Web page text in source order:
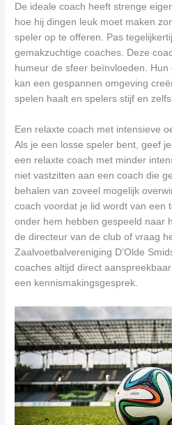
De ideale coach heeft strenge
hoe hij dingen leuk moet maken
speler op te offeren. Pas
gemakzuchtige coaches. Deze
humeur de sfeer beïnvloeden.
kan een gespannen omgeving
spelen haalt en spelers stijf en
Een relaxte coach met intensieve
Als je een losse speler bent, geef
een relaxte coach met minder
niet vastzitten aan een coach die
behalen van zoveel mogelijk
coach voordat je lid wordt van een
onder hem hebben gespeeld naar
de directeur van de club of vraag
Zaalvoetbalvereniging D’Olde
coaches altijd direct
een kennismakingsgesprek.